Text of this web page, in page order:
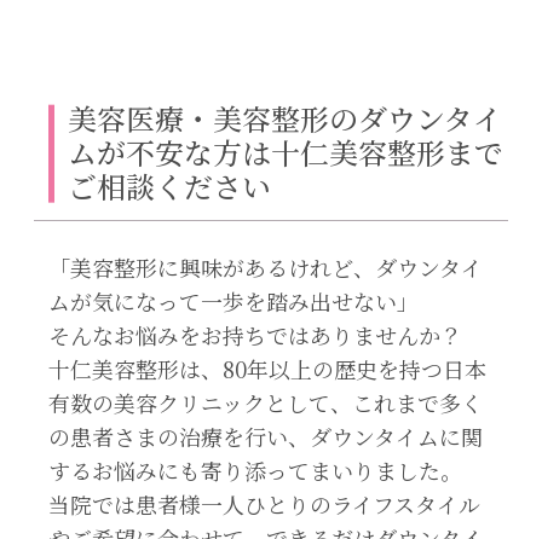
美容医療・美容整形のダウンタイ
ムが不安な方は十仁美容整形まで
ご相談ください
「美容整形に興味があるけれど、ダウンタイ
ムが気になって一歩を踏み出せない」
そんなお悩みをお持ちではありませんか？
十仁美容整形は、80年以上の歴史を持つ日本
有数の美容クリニックとして、これまで多く
の患者さまの治療を行い、ダウンタイムに関
するお悩みにも寄り添ってまいりました。
当院では患者様一人ひとりのライフスタイル